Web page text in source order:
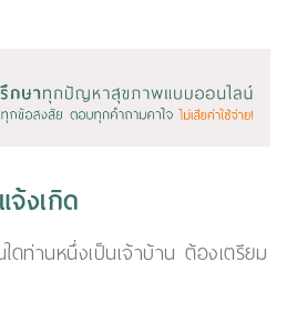
จ้งเกิด
ท่านหนึ่งเป็นเจ้าบ้าน ต้องเตรียม